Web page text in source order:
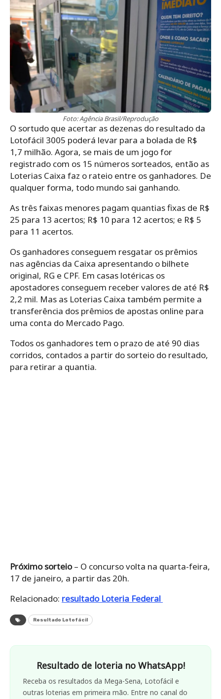
Foto: Agência Brasil/Reprodução
O sortudo que acertar as dezenas do resultado da
Lotofácil 3005 poderá levar para a bolada de R$
1,7 milhão. Agora, se mais de um jogo for
registrado com os 15 números sorteados, então as
Loterias Caixa faz o rateio entre os ganhadores. De
qualquer forma, todo mundo sai ganhando.
As três faixas menores pagam quantias fixas de R$
25 para 13 acertos; R$ 10 para 12 acertos; e R$ 5
para 11 acertos.
Os ganhadores conseguem resgatar os prêmios
nas agências da Caixa apresentando o bilhete
original, RG e CPF. Em casas lotéricas os
apostadores conseguem receber valores de até R$
2,2 mil. Mas as Loterias Caixa também permite a
transferência dos prêmios de apostas online para
uma conta do Mercado Pago.
Todos os ganhadores tem o prazo de até 90 dias
corridos, contados a partir do sorteio do resultado,
para retirar a quantia.
Próximo sorteio– O concurso volta na quarta-feira,
17 de janeiro, a partir das 20h.
Relacionado: resultado Loteria Federal
Resultado Lotofácil
Resultado de loteria no WhatsApp!
Receba os resultados da Mega-Sena, Lotofácil e
outras loterias em primeira mão. Entre no canal do